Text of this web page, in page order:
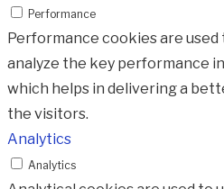
Performance
Performance cookies are used
analyze the key performance
which helps in delivering a
the visitors.
Analytics
Analytics